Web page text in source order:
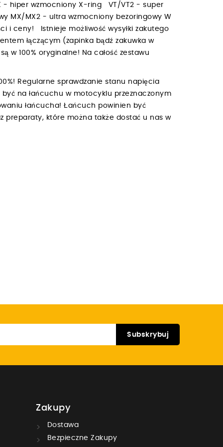
- hiper wzmocniony X-ring VT/VT2 - super
MX/MX2 - ultra wzmocniony bezoringowy W
i ceny! Istnieje możliwość wysyłki zakutego
łączącym (zapinka bądź zakuwka w
w 100% oryginalne! Na całość zestawu
Regularne sprawdzanie stanu napięcia
być na łańcuchu w motocyklu przeznaczonym
łańcucha! Łańcuch powinien być
preparaty, które można także dostać u nas w
Zakupy
Dostawa
Bezpieczne Zakupy